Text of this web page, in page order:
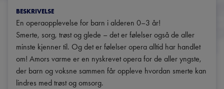
BESKRIVELSE
En operaopplevelse for barn i alderen 0–3 år!
Smerte, sorg, trøst og glede – det er følelser også de aller
minste kjenner til. Og det er følelser opera alltid har handlet
om! Amors varme er en nyskrevet opera for de aller yngste,
der barn og voksne sammen får oppleve hvordan smerte kan
lindres med trøst og omsorg.